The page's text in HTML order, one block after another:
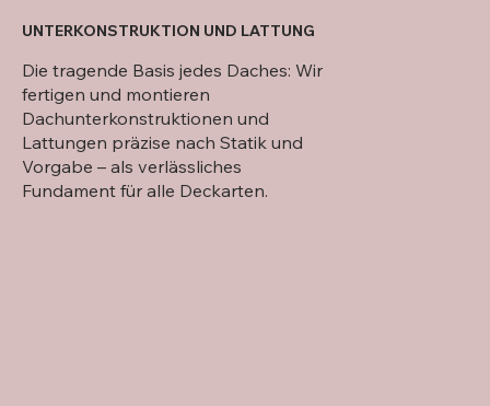
Die tragende Basis jedes Daches: Wir
fertigen und montieren
Dachunterkonstruktionen und
Lattungen präzise nach Statik und
Vorgabe – als verlässliches
Fundament für alle Deckarten.
UNTERKONSTRUKTION UND LATTUNG